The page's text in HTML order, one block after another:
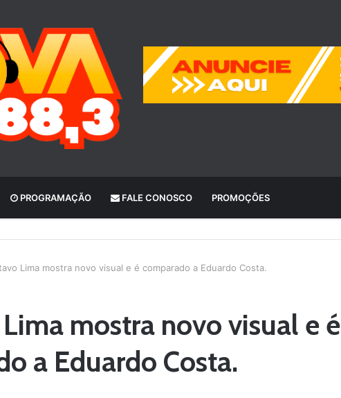
PROGRAMAÇÃO FALE CONOSCO PROMOÇÕES
Lima mostra novo visual e é comparado a Eduardo Costa.
mostra novo visual e é
a Eduardo Costa.